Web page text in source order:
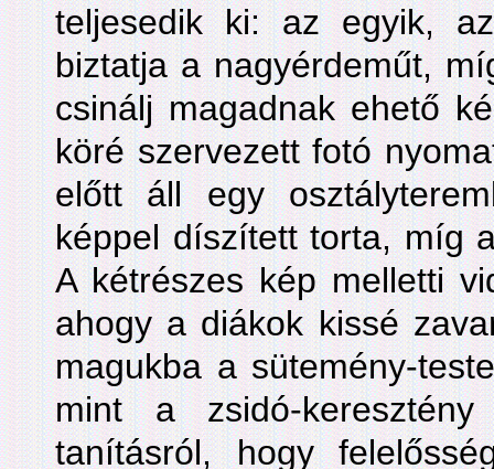
teljesedik ki: az egyik,
biztatja a nagyérdeműt,
csinálj magadnak ehető
köré szervezett fotó
előtt áll egy
képpel díszített torta, míg
A kétrészes kép melletti
ahogy a diákok kissé
magukba a sütemény-
mint a zsidó-keresztény
tanításról, hogy